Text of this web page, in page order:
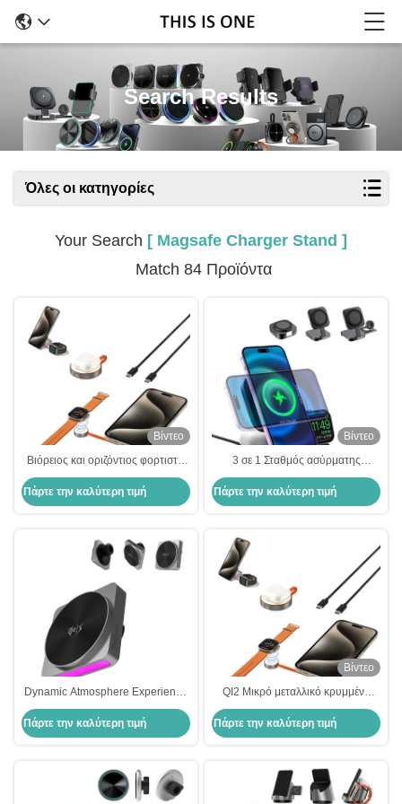
Search Results
Όλες οι κατηγορίες
Your Search [ Magsafe Charger Stand ]
Match 84 Προϊόντα
Βίντεο
Βιόρειος και οριζόντιος φορτιστή
iPhone Προσαρμοσμένο στέκι
Magsafe φορτιστή στέκι
Πάρτε την καλύτερη τιμή
Βίντεο
3 σε 1 Σταθμός ασύρματης
φόρτισης γραφείου
Πάρτε την καλύτερη τιμή
Dynamic Atmosphere Experience
Iphone Charger Stand With 9
Light Colors Switching And 15w
Fast Charging For Automotive
Πάρτε την καλύτερη τιμή
Βίντεο
QI2 Μικρό μεταλλικό κρυμμένο
ασύρματο φορτιστή Magsafe
Γρήγορη φόρτιση
Πάρτε την καλύτερη τιμή